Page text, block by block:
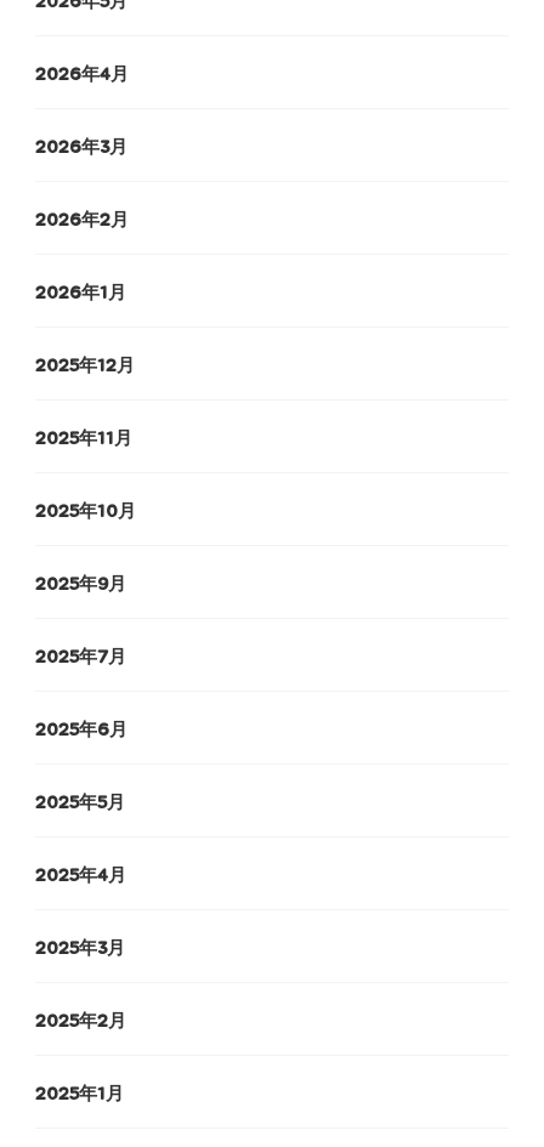
2026年4月
2026年3月
2026年2月
2026年1月
2025年12月
2025年11月
2025年10月
2025年9月
2025年7月
2025年6月
2025年5月
2025年4月
2025年3月
2025年2月
2025年1月